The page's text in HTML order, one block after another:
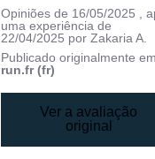
Opiniões de 16/05/2025
,
uma experiência de
22/04/2025 porZakaria A.
Publicado originalmente
run.fr (fr)
Ver a avaliação
original